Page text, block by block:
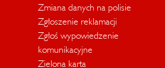
Zmiana danych na polisie
Zgłoszenie reklamacji
Zgłoś wypowiedzenie
komunikacyjne
Zielona karta